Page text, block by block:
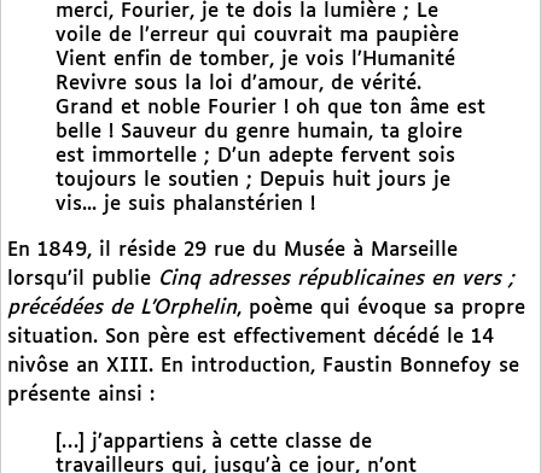
merci, Fourier, je te dois la lumière ; Le
voile de l’erreur qui couvrait ma paupière
Vient enfin de tomber, je vois l’Humanité
Revivre sous la loi d’amour, de vérité.
Grand et noble Fourier ! oh que ton âme est
belle ! Sauveur du genre humain, ta gloire
est immortelle ; D’un adepte fervent sois
toujours le soutien ; Depuis huit jours je
vis... je suis phalanstérien !
En 1849, il réside 29 rue du Musée à Marseille
lorsqu’il publie Cinq adresses républicaines en vers ;
précédées de L’Orphelin, poème qui évoque sa propre
situation. Son père est effectivement décédé le 14
nivôse an XIII. En introduction, Faustin Bonnefoy se
présente ainsi :
[…] j’appartiens à cette classe de
travailleurs qui, jusqu’à ce jour, n’ont